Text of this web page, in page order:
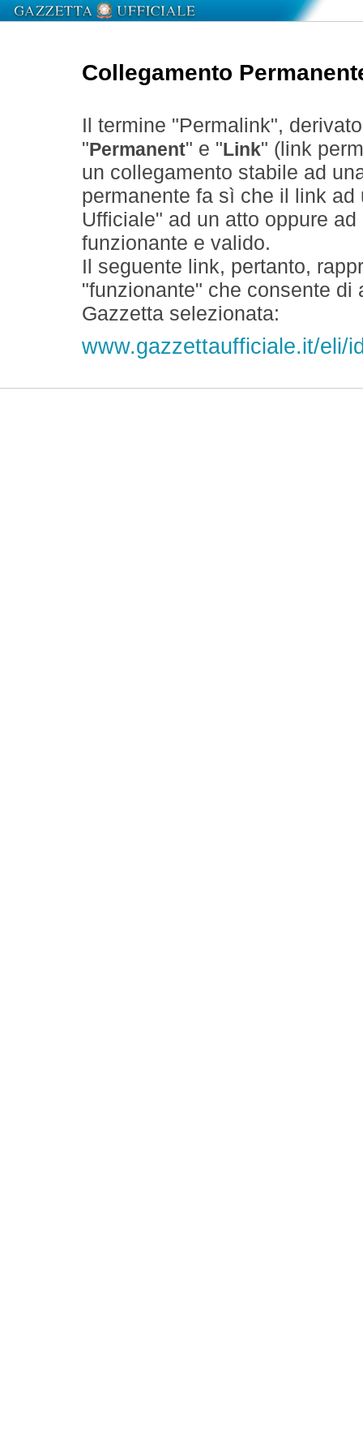
Collegamento
Il termine "Permalink",
" Permanent" e " Link" (link
un collegamento stabile ad
permanente fa sì che il link
Ufficiale" ad un atto oppure
funzionante e valido.
Il seguente link, pertanto,
"funzionante" che consente
Gazzetta selezionata:
www.gazzettaufficiale.it/eli/